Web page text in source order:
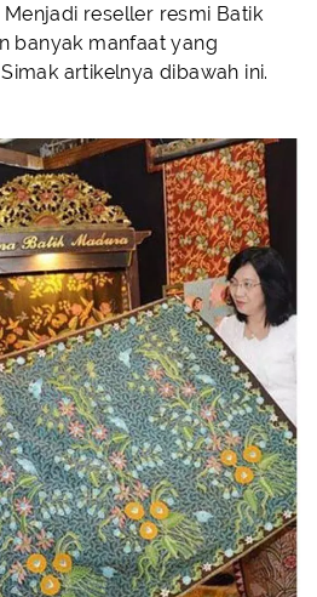
reseller resmi Batik
banyak manfaat yang
artikelnya dibawah ini.